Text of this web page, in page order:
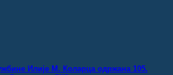
Илије М. Коларца одржана 105.